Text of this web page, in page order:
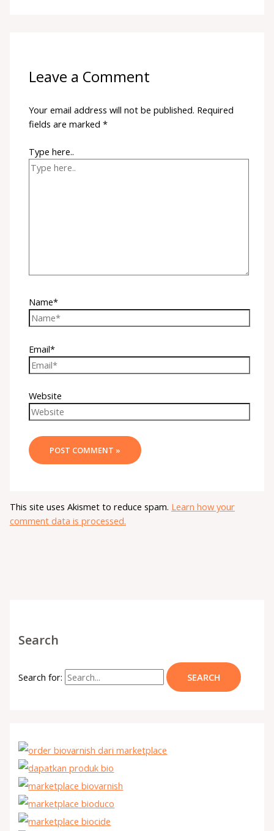
Leave a Comment
Your email address will not be published. Required
fields are marked*
Type here..
Name*
Email*
Website
This site uses Akismet to reduce spam. Learn how your
comment data is processed.
Search
Search for: